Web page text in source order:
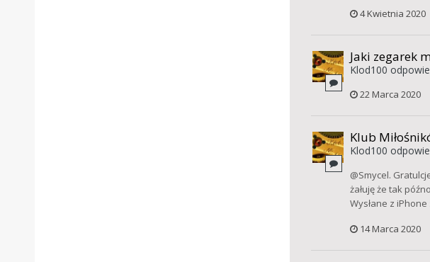
4 Kwietnia 2020
Jaki zegarek
Klod100
22 Marca 2020
Klub
Klod100
@Smycel.
żałuję że tak
Wysłane z
14 Marca 2020